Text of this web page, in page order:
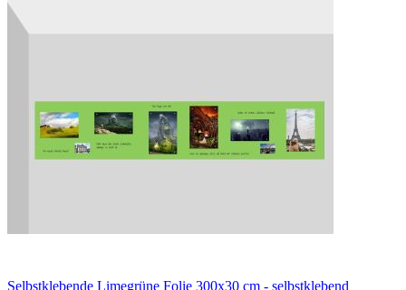
Selbstklebende Limegrüne Folie 300x30 cm - selbstklebend